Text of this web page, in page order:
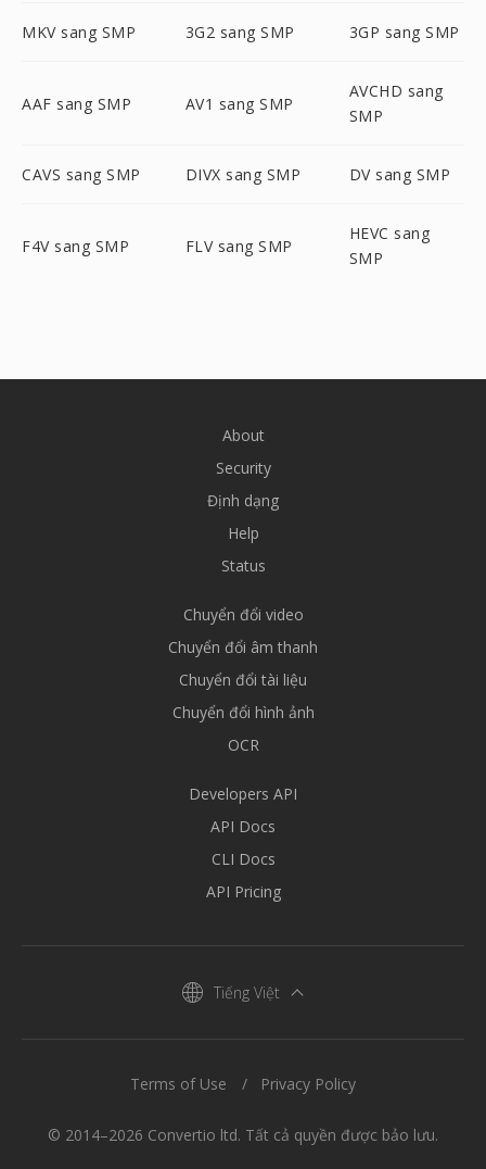
MKV sang SMP 3G2 sang SMP 3GP sang SMP
AAF sang SMP AV1 sang SMP
AVCHD sang
SMP
CAVS sang SMP DIVX sang SMP DV sang SMP
F4V sang SMP FLV sang SMP
HEVC sang
SMP
About
Security
Định dạng
Help
Status
Chuyển đổi video
Chuyển đổi âm thanh
Chuyển đổi tài liệu
Chuyển đổi hình ảnh
OCR
Developers API
API Docs
CLI Docs
API Pricing
Tiếng Việt
© 2014–2026 Convertio ltd. Tất cả quyền được bảo lưu.
Terms of Use Privacy Policy